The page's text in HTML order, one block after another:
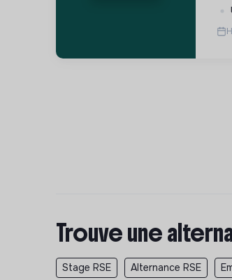
Trouve une
Stage RSE Alternance RSE